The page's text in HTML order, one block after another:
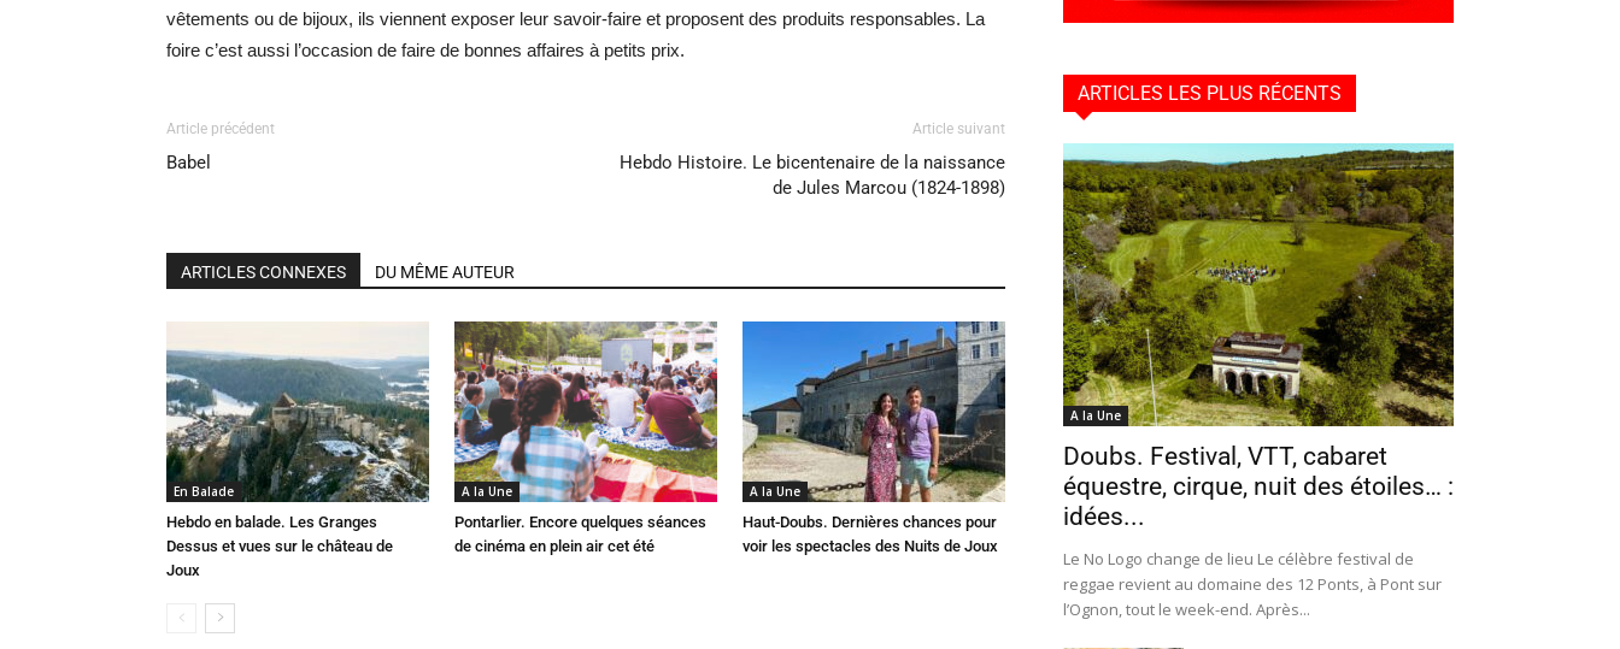
vêtements ou de bijoux, ils viennent exposer leur savoir-faire et proposent des produits responsables. La
foire c’est aussi l’occasion de faire de bonnes affaires à petits prix.
Article précédent
Babel
Article suivant
Hebdo Histoire. Le bicentenaire de la naissance
de Jules Marcou (1824-1898)
ARTICLES CONNEXES DU MÊME AUTEUR
En Balade
Hebdo en balade. Les Granges
Dessus et vues sur le château de
Joux
A la Une
Pontarlier. Encore quelques séances
de cinéma en plein air cet été
A la Une
Haut-Doubs. Dernières chances pour
voir les spectacles des Nuits de Joux
ARTICLES LES PLUS RÉCENTS
A la Une
Doubs. Festival, VTT, cabaret
équestre, cirque, nuit des étoiles… :
idées...
Le No Logo change de lieu Le célèbre festival de
reggae revient au domaine des 12 Ponts, à Pont sur
l’Ognon, tout le week-end. Après...